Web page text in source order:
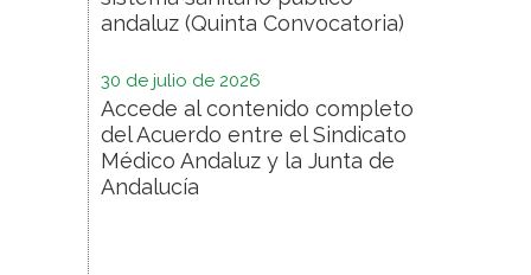
andaluz (Quinta Convocatoria)
30 de julio de 2026
Accede al contenido completo
del Acuerdo entre el Sindicato
Médico Andaluz y la Junta de
Andalucía